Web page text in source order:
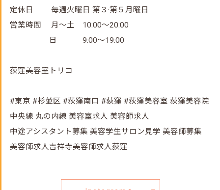
定休日 毎週火曜日 第３·第５月曜日
営業時間 月～土 10:00～20:00
日 9:00～19:00
荻窪美容室トリコ
#東京 #杉並区 #荻窪南口 #荻窪 #荻窪美容室 荻窪美容院
中央線 丸の内線 美容室求人 美容師求人
中途アシスタント募集 美容学生サロン見学 美容師募集
美容師求人吉祥寺美容師求人荻窪